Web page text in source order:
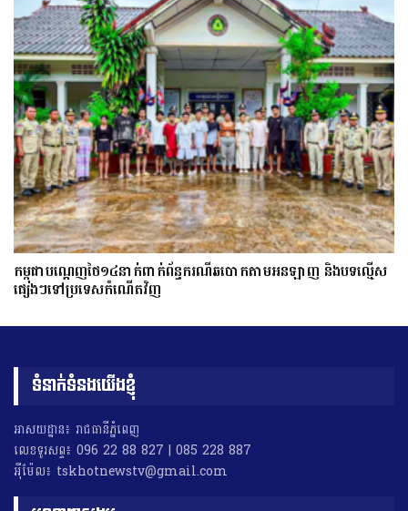
កម្ពុជាបណ្ដេញថៃ១៤នាក់ពាក់ព័ន្ធករណីឆបោកតាមអនឡាញ និងបទល្មើស
ផ្សេងៗទៅប្រទេសកំណើតវិញ
ទំនាក់ទំនងយើងខ្ញុំ
អាសយដ្ឋាន៖ រាជធានីភ្នំពេញ
លេខទូរសព្ទ៖ 096 22 88 827 | 085 228 887
អុីម៉ែល៖ tskhotnewstv@gmail.com